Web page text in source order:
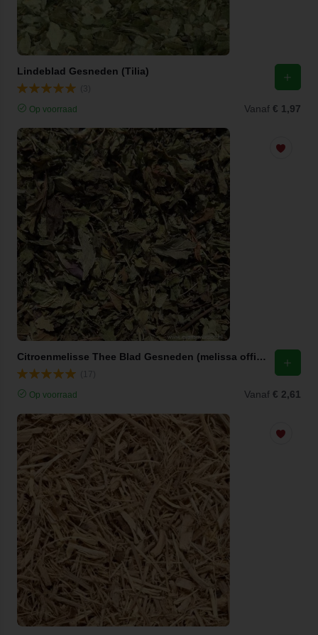
Lindeblad Gesneden (Tilia)
Op voorraad Vanaf € 1,97
Citroenmelisse Thee Blad Gesneden (melissa officinalis)
Op voorraad Vanaf € 2,61